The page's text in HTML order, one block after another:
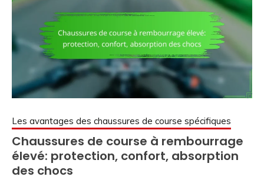
Les avantages des chaussures de course spécifiques
Chaussures de course à rembourrage
élevé: protection, confort, absorption
des chocs